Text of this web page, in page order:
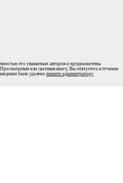
его уважаемых авторов и предназначены
или скачивая книгу, Вы обязуетесь в течении
было удалено пишите админитратору